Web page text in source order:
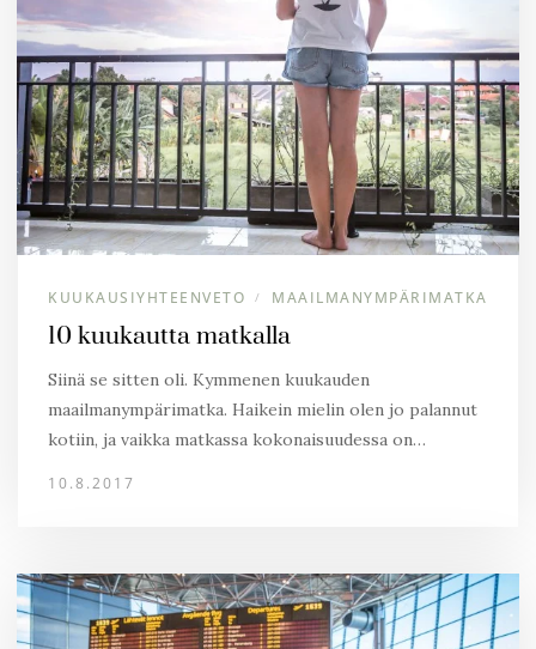
KUUKAUSIYHTEENVETO / MAAILMANYMPÄRIMATKA
10 kuukautta matkalla
Siinä se sitten oli. Kymmenen kuukauden
maailmanympärimatka. Haikein mielin olen jo palannut
kotiin, ja vaikka matkassa kokonaisuudessa on…
10.8.2017